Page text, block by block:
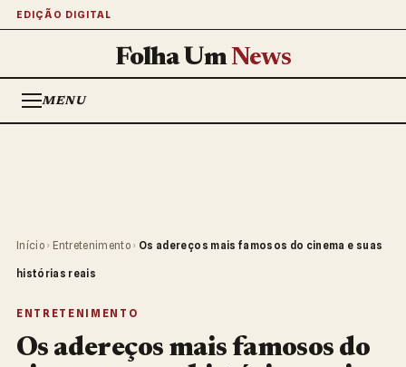
EDIÇÃO DIGITAL
Folha UmNews
MENU
Início › Entretenimento › Os adereços mais famosos do cinema e suas
histórias reais
ENTRETENIMENTO
Os adereços mais famosos do